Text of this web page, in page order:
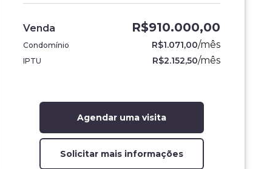
Venda R$910.000,00
Condomínio R$1.071,00/mês
IPTU R$2.152,50/mês
Agendar uma visita
Solicitar mais informações